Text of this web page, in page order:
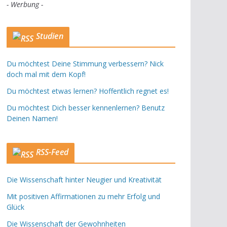
- Werbung -
Studien
Du möchtest Deine Stimmung verbessern? Nick
doch mal mit dem Kopf!
Du möchtest etwas lernen? Hoffentlich regnet es!
Du möchtest Dich besser kennenlernen? Benutz
Deinen Namen!
RSS-Feed
Die Wissenschaft hinter Neugier und Kreativität
Mit positiven Affirmationen zu mehr Erfolg und
Glück
Die Wissenschaft der Gewohnheiten